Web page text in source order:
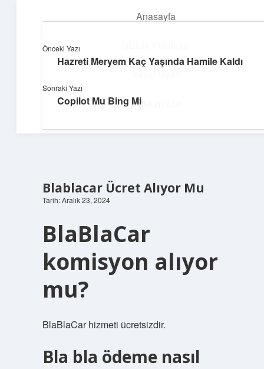
Anasayfa
Hakkımızda
Neşeli Bilgi Durağı
Hızlı hikayelerle gününü şenlendir!
Blablacar Ücret Alıyor Mu
Tarih: Aralık 23, 2024
BlaBlaCar
komisyon alıyor
mu?
BlaBlaCar hizmeti ücretsizdir.
Bla bla ödeme nasıl
Önceki Yazı
Hazreti Meryem Kaç Yaşında Hamile Kaldı
Sonraki Yazı
Copilot Mu Bing Mi